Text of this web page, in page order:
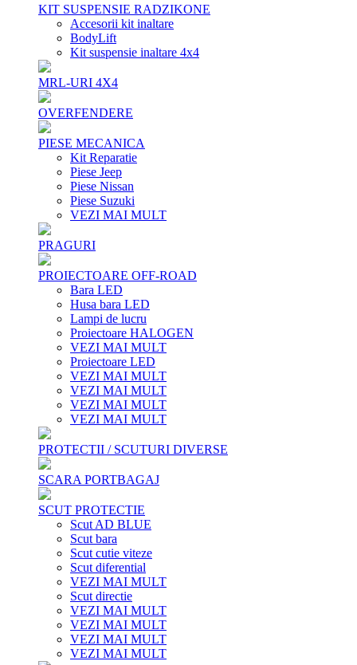
KIT SUSPENSIE RADZIKONE
Accesorii kit inaltare
BodyLift
Kit suspensie inaltare 4x4
MRL-URI 4X4
OVERFENDERE
PIESE MECANICA
Kit Reparatie
Piese Jeep
Piese Nissan
Piese Suzuki
VEZI MAI MULT
PRAGURI
PROIECTOARE OFF-ROAD
Bara LED
Husa bara LED
Lampi de lucru
Proiectoare HALOGEN
VEZI MAI MULT
Proiectoare LED
VEZI MAI MULT
VEZI MAI MULT
VEZI MAI MULT
VEZI MAI MULT
PROTECTII / SCUTURI DIVERSE
SCARA PORTBAGAJ
SCUT PROTECTIE
Scut AD BLUE
Scut bara
Scut cutie viteze
Scut diferential
VEZI MAI MULT
Scut directie
VEZI MAI MULT
VEZI MAI MULT
VEZI MAI MULT
VEZI MAI MULT